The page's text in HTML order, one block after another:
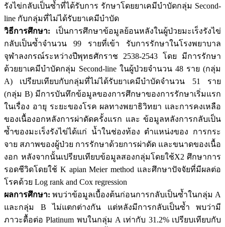
รังไข่กลับเป็นซ้ำที่ได้รับการ รักษาโดยยาเคมีบำบัดกลุ่ม Second-
line กับกลุ่มที่ไม่ได้รับยาเคมีบำบัด
วิธีการศึกษา: เป็นการศึกษาข้อมูลย้อนหลังในผู้ป่วยมะเร็งรังไข่
กลับเป็นซ้ำจำนวน 99 รายที่เข้า รับการรักษาในโรงพยาบาล
จุฬาลงกรณ์ระหว่างปีพุทธศักราช 2538-2543 โดย มีการรักษา
ด้วยยาเคมีบำบัดกลุ่ม Second-line ในผู้ป่วยจำนวน 48 ราย (กลุ่ม
A) เปรียบเทียบกับกลุ่มที่ไม่ได้รับยาเคมีบำบัดจำนวน 51 ราย
(กลุ่ม B) มีการบันทึกข้อมูลของการศึกษาของการรักษาเริ่มแรก
ในเรื่อง อายุ ระยะของโรค ผลทางพยาธิวิทยา และการคงเหลือ
ของเนื้องอกหลังการผ่าดัดครั้งแรก และ ข้อมูลหลังการกลับเป็น
ซ้ำของมะเร็งรังไข่ได้แก่ น้ำในช่องท้อง ตำแหน่งของ การกระ
จาย สภาพของผู้ป่วย การรักษาด้วยการผ่าดัด และขนาดของเนื้อ
งอก หลังจากนั้นเปรียบเทียบข้อมูลสองกลุ่มโดยใช้X2 ศึกษาการ
รอดชีวิดโดยใช้ K apian Meier method และศึกษาปัจจัยที่มีผลต่อ
โรคด้วย Log rank and Cox regression
ผลการศึกษา: พบว่าข้อมูลเบื้องต้นก่อนการกลับเป็นซ้ำในกลุ่ม A
และกลุ่ม B ไม่แตกต่างกัน แต่หลังมีการกลับเป็นซ้ำ พบว่ามี
ภาวะดื้อต่อ Platinum พบในกลุ่ม A เท่ากับ 31.2% เปรียบเทียบกับ